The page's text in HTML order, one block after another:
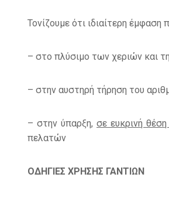
Τονίζουμε ότι ιδιαίτερη έμφαση
– στο πλύσιμο των χεριών και
– στην αυστηρή τήρηση του
– στην ύπαρξη, σε ευκρινή
πελατών
ΟΔΗΓΙΕΣ ΧΡΗΣΗΣ ΓΑΝΤΙΩΝ